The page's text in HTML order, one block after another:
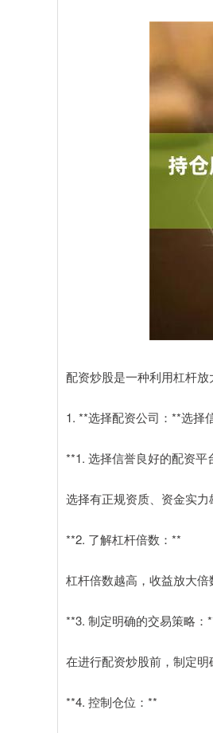
配资炒股是一种利用杠杆
1. **选择配资公司：**选择
**1. 选择信誉良好的配资平
选择有正规资质、资金实力
**2. 了解杠杆倍数：**
杠杆倍数越高，收益放大倍
**3. 制定明确的交易策略：
在进行配资炒股前，制定明
**4. 控制仓位：**